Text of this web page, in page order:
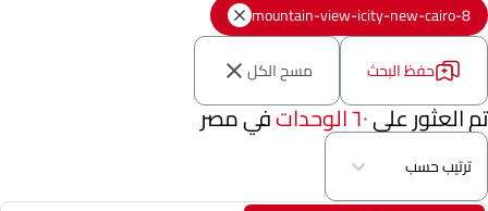
8-mountain-view-icity-new-cairo
حفظ البحث
مسح الكل
تم العثور على٦٠ الوحدات في مصر
ترتيب حسب